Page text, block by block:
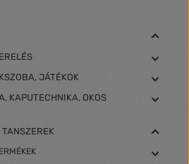
JÁTÉKOK
KAPUTECHNIKA, OKOS